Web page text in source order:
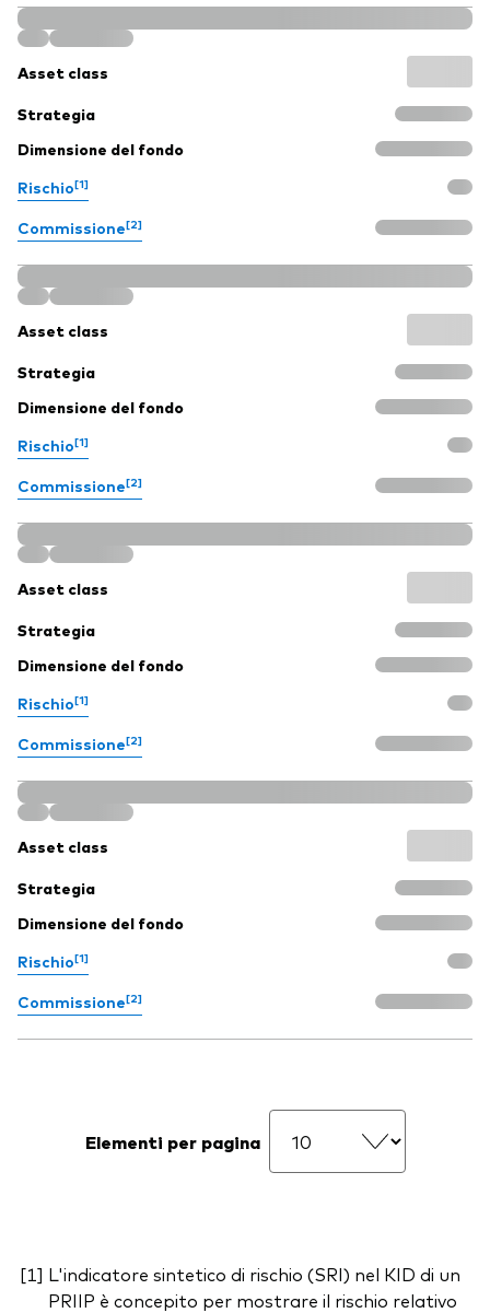
Asset class
Strategia
Dimensione del fondo
Rischio[1]
Commissione[2]
Asset class
Strategia
Dimensione del fondo
Rischio[1]
Commissione[2]
Asset class
Strategia
Dimensione del fondo
Rischio[1]
Commissione[2]
Asset class
Strategia
Dimensione del fondo
Rischio[1]
Commissione[2]
Elementi per pagina
L'indicatore sintetico di rischio (SRI) nel KID di un
PRIIP è concepito per mostrare il rischio relativo